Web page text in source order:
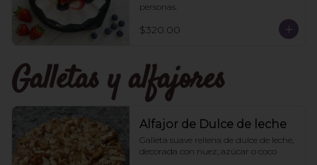
personas.
$320.00
Galletas y alfajores
Alfajor de Dulce de leche
Galleta suave rellena de dulce de leche,
decorada con nuez, azúcar o coco